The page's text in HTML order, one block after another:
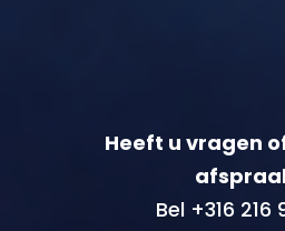
Heeft u vragen
Bel +316 216